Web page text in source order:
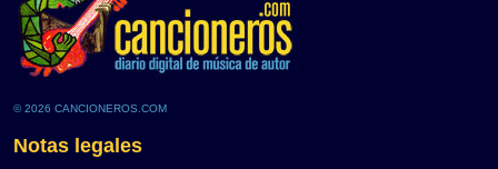
© 2026 CANCIONEROS.COM
Notas legales